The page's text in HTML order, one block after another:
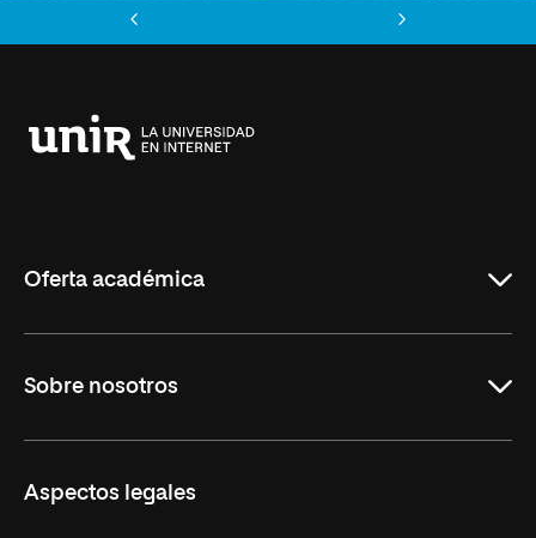
Oferta académica
Másteres Oficiales
Doctorados
Sobre nosotros
Facultades
Aspectos legales